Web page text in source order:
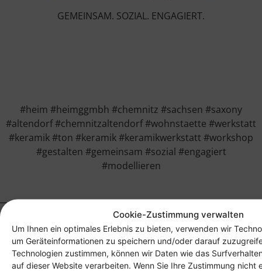
Cookie-Zustimmung verwalten
Um Ihnen ein optimales Erlebnis zu bieten, verwenden wir
um Geräteinformationen zu speichern und/oder darauf
Technologien zustimmen, können wir Daten wie das
auf dieser Website verarbeiten. Wenn Sie Ihre Zustimmung nicht
GEMEINSAM. SOZIAL. ENGAGIERT.
#heim #heimggmbh #chemnitz #sachsen #saxony
#altendorf #chemnitzaltendorf #wohnstaette #werkstatt
#keramik #ton #keramik #keramikwerkstatt #workshop
#gestalten #gemeinsam #sozial #engagiert
#modellieren